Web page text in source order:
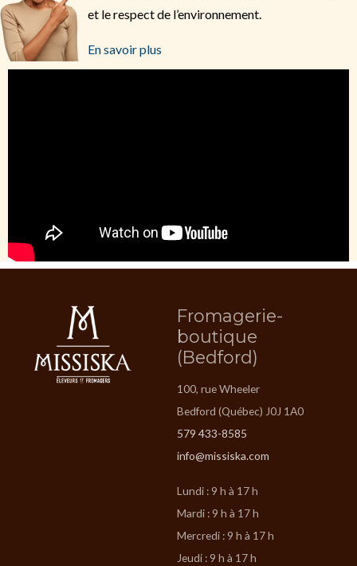
et le respect de l’environnement.
En savoir plus
Fromagerie-
boutique
(Bedford)
100, rue Wheeler
Bedford (Québec) J0J 1A0
579 433-8585
info@missiska.com
Lundi : 9 h à 17 h
Mardi : 9 h à 17 h
Mercredi : 9 h à 17 h
Jeudi : 9 h à 17 h